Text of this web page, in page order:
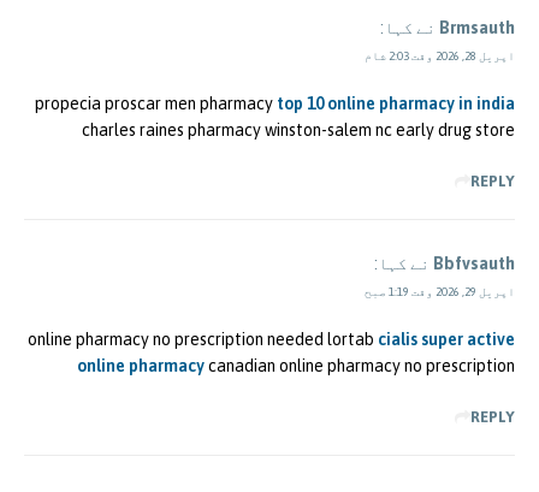
Brmsauth نے کہا:
اپریل 28, 2026 وقت 2:03 شام
propecia proscar men pharmacy top 10 online pharmacy in india
charles raines pharmacy winston-salem nc early drug store
REPLY
Bbfvsauth نے کہا:
اپریل 29, 2026 وقت 1:19 صبح
online pharmacy no prescription needed lortab cialis super active
online pharmacycanadian online pharmacy no prescription
REPLY